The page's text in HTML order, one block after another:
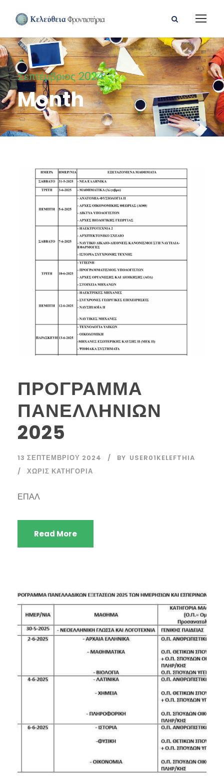
Σεπτέμβριος 2024
Month
ΠΡΟΓΡΑΜΜΑ
ΠΑΝΕΛΛΗΝΙΩΝ
2025
13 ΣΕΠΤΕΜΒΡΊΟΥ 2024 BY USER01KELEFTHIA
ΧΩΡΊΣ ΚΑΤΗΓΟΡΊΑ
ΕΠΑΛ
Read More